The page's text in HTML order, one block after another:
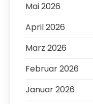
Mai 2026
April 2026
März 2026
Februar 2026
Januar 2026